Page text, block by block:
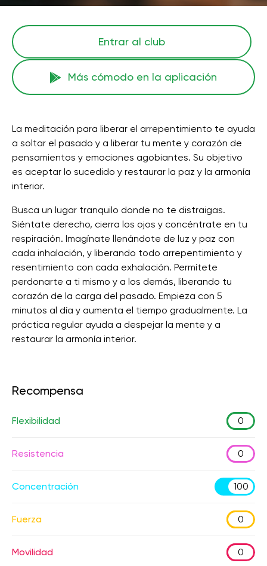
Entrar al club
Más cómodo en la aplicación
La meditación para liberar el arrepentimiento te ayuda
a soltar el pasado y a liberar tu mente y corazón de
pensamientos y emociones agobiantes. Su objetivo
es aceptar lo sucedido y restaurar la paz y la armonía
interior.
Busca un lugar tranquilo donde no te distraigas.
Siéntate derecho, cierra los ojos y concéntrate en tu
respiración. Imagínate llenándote de luz y paz con
cada inhalación, y liberando todo arrepentimiento y
resentimiento con cada exhalación. Permítete
perdonarte a ti mismo y a los demás, liberando tu
corazón de la carga del pasado. Empieza con 5
minutos al día y aumenta el tiempo gradualmente. La
práctica regular ayuda a despejar la mente y a
restaurar la armonía interior.
Recompensa
Flexibilidad 0
Resistencia 0
Concentración 100
Fuerza 0
Movilidad 0